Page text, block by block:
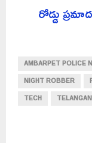
రోడ్డు
AMBARPET POLICE
NIGHT ROBBER
TECH